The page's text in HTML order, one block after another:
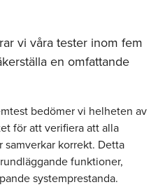
vi våra tester inom fem
en omfattande
bedömer vi helheten av
för att verifiera att alla
korrekt. Detta
funktioner,
systemprestanda.